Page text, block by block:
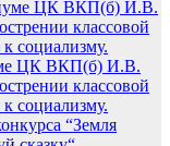
ЦК ВКП(б) И.В.
классовой
социализму.